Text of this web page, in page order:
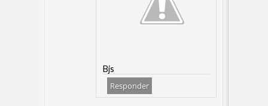
Bjs
Responder